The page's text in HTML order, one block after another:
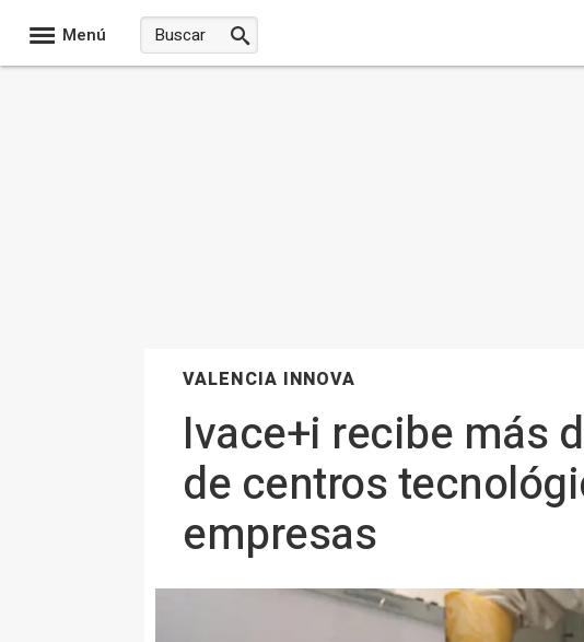
Menú
VALENCIA INNOVA
Ivace+i recibe más
de centros
empresas